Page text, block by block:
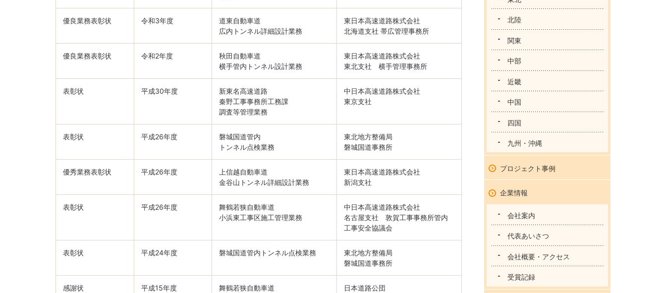
優良業務表彰状 令和3年度
道東自動車道
広内トンネル詳細設計業務
東日本高速道路株式会社
北海道支社 帯広管理事務所
優良業務表彰状 令和2年度
秋田自動車道
横手管内トンネル設計業務
東日本高速道路株式会社
東北支社 横手管理事務所
表彰状 平成30年度
新東名高速道路
秦野工事事務所工務課
調査等管理業務
中日本高速道路株式会社
東京支社
表彰状 平成26年度
磐城国道管内
トンネル点検業務
東北地方整備局
磐城国道事務所
優秀業務表彰状 平成26年度
上信越自動車道
金谷山トンネル詳細設計業務
東日本高速道路株式会社
新潟支社
表彰状 平成26年度
舞鶴若狭自動車道
小浜東工事区施工管理業務
中日本高速道路株式会社
名古屋支社 敦賀工事事務所管内
工事安全協議会
表彰状 平成24年度 磐城国道管内トンネル点検業務
東北地方整備局
磐城国道事務所
感謝状 平成15年度
舞鶴若狭自動車道
日本道路公団
北陸
関東
中部
近畿
中国
四国
九州・沖縄
プロジェクト事例
企業情報
会社案内
代表あいさつ
会社概要・アクセス
受賞記録